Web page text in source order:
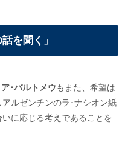
を聞く」
･バルトメウもまた、希望は
ルゼンチンのラ･ナシオン紙
に応じる考えであることを